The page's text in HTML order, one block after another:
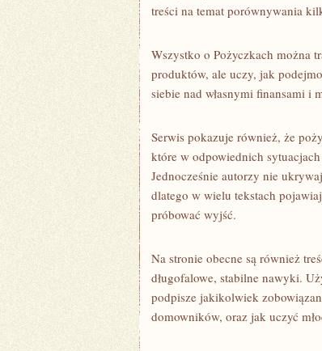
treści na temat porównywania
Wszystko o Pożyczkach można
produktów, ale uczy, jak
siebie nad własnymi finansami i
Serwis pokazuje również, że
które w odpowiednich
Jednocześnie autorzy nie
dlatego w wielu tekstach
próbować wyjść.
Na stronie obecne są również
długofalowe, stabilne nawyki.
podpisze jakikolwiek
domowników, oraz jak uczyć